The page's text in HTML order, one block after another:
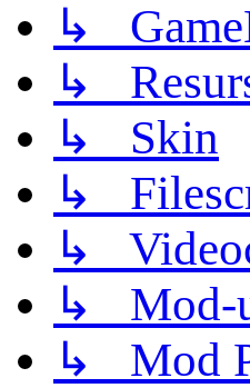
↳
↳
↳ Skin
↳
↳
↳ Mod-
↳ Mod